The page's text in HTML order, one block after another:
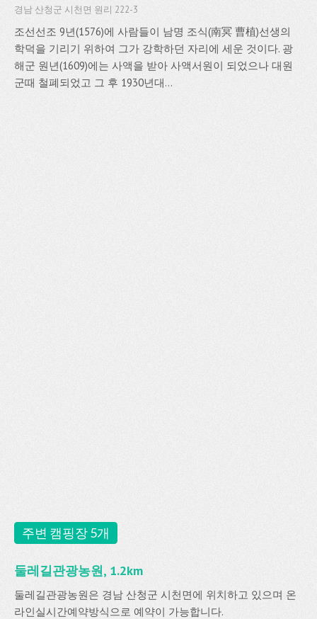
경남 산청군 시천면 원리 222-3
조선선조 9년(1576)에 사람들이 남명 조식(南冥 曹植)선생의
학덕을 기리기 위하여 그가 강학하던 자리에 세운 것이다. 광
해군 원년(1609)에는 사액을 받아 사액서원이 되었으나 대원
군때 철폐되었고 그 후 1930년대...
주변 캠핑장 5개
둘레길관광농원, 1.2km
둘레길관광농원은 경남 산청군 시천면에 위치하고 있으며 온
라인실시간예약방식으로 예약이 가능합니다.